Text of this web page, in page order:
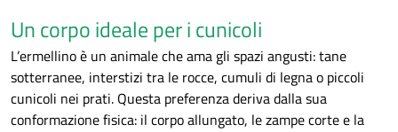
Un corpo ideale per i cunicoli
L’ermellino è un animale che ama gli spazi angusti: tane
sotterranee, interstizi tra le rocce, cumuli di legna o piccoli
cunicoli nei prati. Questa preferenza deriva dalla sua
conformazione fisica: il corpo allungato, le zampe corte e la